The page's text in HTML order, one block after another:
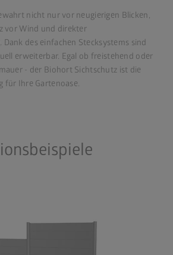
nicht nur vor neugierigen Blicken,
vor Wind und direkter
des einfachen Stecksystems sind
erweiterbar. Egal ob freistehend oder
- der Biohort Sichtschutz ist die
für Ihre Gartenoase.